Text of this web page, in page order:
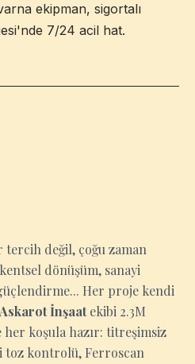
ekipman, sigortalı
7/24 acil hat.
tercih değil, çoğu zaman
dönüşüm, sanayi
Her proje kendi
Askarot İnşaatekibi 2.3M
koşula hazır: titreşimsiz
toz kontrolü, Ferroscan